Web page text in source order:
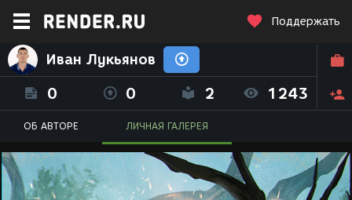
Поддержать
Иван Лукьянов
0 0 2 1243
ОБ АВТОРЕ ЛИЧНАЯ ГАЛЕРЕЯ